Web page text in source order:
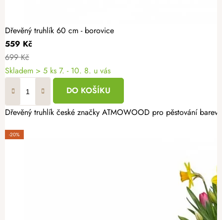
Dřevěný truhlík 60 cm - borovice
559 Kč
699 Kč
Skladem > 5 ks 7. - 10. 8. u vás
DO KOŠÍKU
Dřevěný truhlík české značky ATMOWOOD pro pěstování
-20%